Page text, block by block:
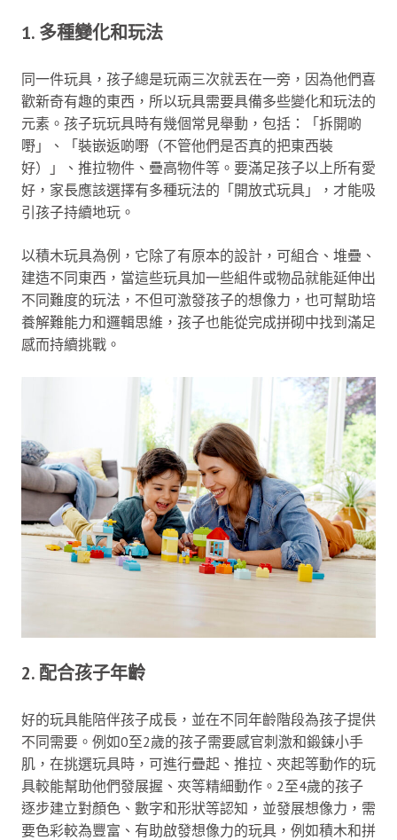
1. 多種變化和玩法
同一件玩具，孩子總是玩兩三次就丟在一旁，因為他們喜
歡新奇有趣的東西，所以玩具需要具備多些變化和玩法的
元素。孩子玩玩具時有幾個常見舉動，包括：「拆開啲
嘢」、「裝嵌返啲嘢（不管他們是否真的把東西裝
好）」、推拉物件、疊高物件等。要滿足孩子以上所有愛
好，家長應該選擇有多種玩法的「開放式玩具」，才能吸
引孩子持續地玩。
以積木玩具為例，它除了有原本的設計，可組合、堆疊、
建造不同東西，當這些玩具加一些組件或物品就能延伸出
不同難度的玩法，不但可激發孩子的想像力，也可幫助培
養解難能力和邏輯思維，孩子也能從完成拼砌中找到滿足
感而持續挑戰。
2. 配合孩子年齡
好的玩具能陪伴孩子成長，並在不同年齡階段為孩子提供
不同需要。例如0至2歲的孩子需要感官刺激和鍛鍊小手
肌，在挑選玩具時，可進行疊起、推拉、夾起等動作的玩
具較能幫助他們發展握、夾等精細動作。2至4歲的孩子
逐步建立對顏色、數字和形狀等認知，並發展想像力，需
要色彩較為豐富、有助啟發想像力的玩具，例如積木和拼